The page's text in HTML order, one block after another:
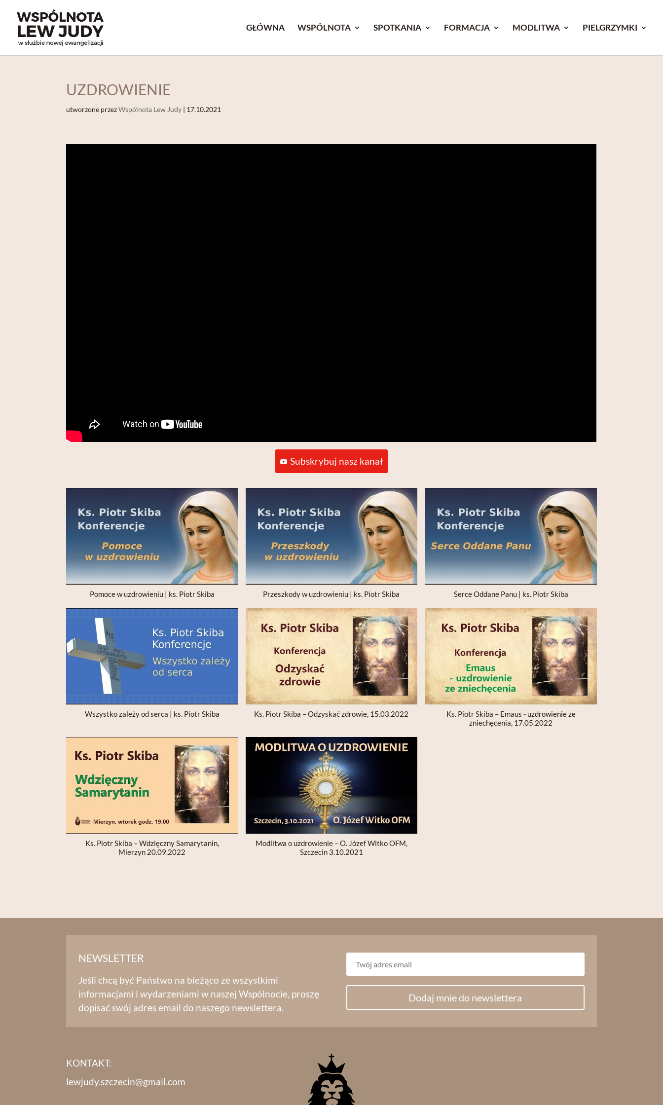
GŁÓWNA WSPÓLNOTA SPOTKANIA FORMACJA MODLITWA PIELGRZYMKI
UZDROWIENIE
utworzone przezWspólnota Lew Judy | 17.10.2021
Subskrybuj nasz kanał
Pomoce w uzdrowieniu | ks. Piotr Skiba Przeszkody w uzdrowieniu | ks. Piotr Skiba Serce Oddane Panu | ks. Piotr Skiba
Wszystko zależy od serca | ks. Piotr Skiba Ks. Piotr Skiba – Odzyskać zdrowie, 15.03.2022
Ks. Piotr Skiba – Emaus - uzdrowienie ze
zniechęcenia, 17.05.2022
Ks. Piotr Skiba – Wdzięczny Samarytanin,
Mierzyn 20.09.2022
Modlitwa o uzdrowienie – O. Józef Witko OFM,
Szczecin 3.10.2021
NEWSLETTER
Jeśli chcą być Państwo na bieżąco ze wszystkimi
informacjami i wydarzeniami w naszej Wspólnocie, proszę
dopisać swój adres email do naszego newslettera.
Dodaj mnie do newslettera
KONTAKT:
lewjudy.szczecin@gmail.com